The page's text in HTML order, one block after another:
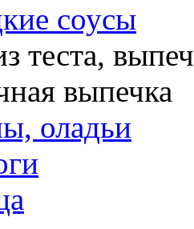
соусы
теста,
выпечка
оладьи